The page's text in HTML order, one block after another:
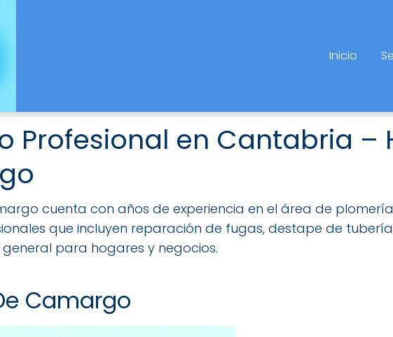
Inicio
Profesional en Cantabria –
cuenta con años de experiencia en el área de
que incluyen reparación de fugas, destape de
para hogares y negocios.
Camargo